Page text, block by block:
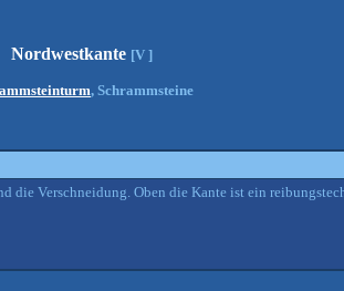
Nordwestkante [V ]
, Schrammsteine
Verschneidung. Oben die Kante ist ein